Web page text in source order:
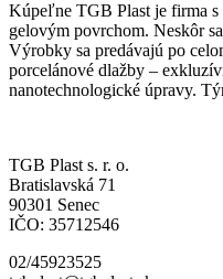
Kúpeľne TGB Plast je firma s
gelovým povrchom. Neskôr
Výrobky sa predávajú po
porcelánové dlažby –
nanotechnologické úpravy.
TGB Plast s. r. o.
Bratislavská 71
90301 Senec
IČO: 35712546
02/45923525